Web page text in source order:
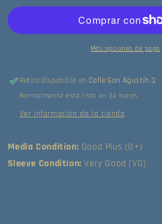
-
Logic
(G+))
-
Pretzel
Logic
(LP)
(G+))
Más opciones de pago
Retiro disponible en Calle San Agustín 3
Normalmente está listo en 24 horas
Ver información de la tienda
Media Condition: Good Plus (G+)
Sleeve Condition: Very Good (VG)